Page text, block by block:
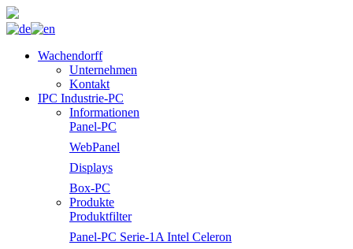
Wachendorff
Unternehmen
Kontakt
IPC Industrie-PC
Informationen
Panel-PC
WebPanel
Displays
Box-PC
Produkte
Produktfilter
Panel-PC Serie-1A Intel Celeron